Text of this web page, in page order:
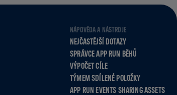
NÁPOVĚDA A NÁSTROJE
NEJČASTĚJŠÍ DOTAZY
SPRÁVCE APP RUN BĚHŮ
VÝPOČET CÍLE
TÝMEM SDÍLENÉ POLOŽKY
APP RUN EVENTS SHARING ASSETS